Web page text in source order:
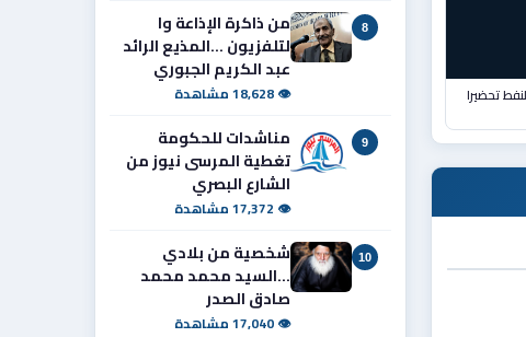
تحضيرا
8
من ذاكرة الإذاعة وا
لتلفزيون ...المذيع الرائد
عبد الكريم الجبوري
👁 18,628 مشاهدة
9
مناشدات للحكومة
تغطية المرسى نيوز من
الشارع البصري
👁 17,372 مشاهدة
10
شخصية من بلادي
...السيد محمد محمد
صادق الصدر
👁 17,040 مشاهدة